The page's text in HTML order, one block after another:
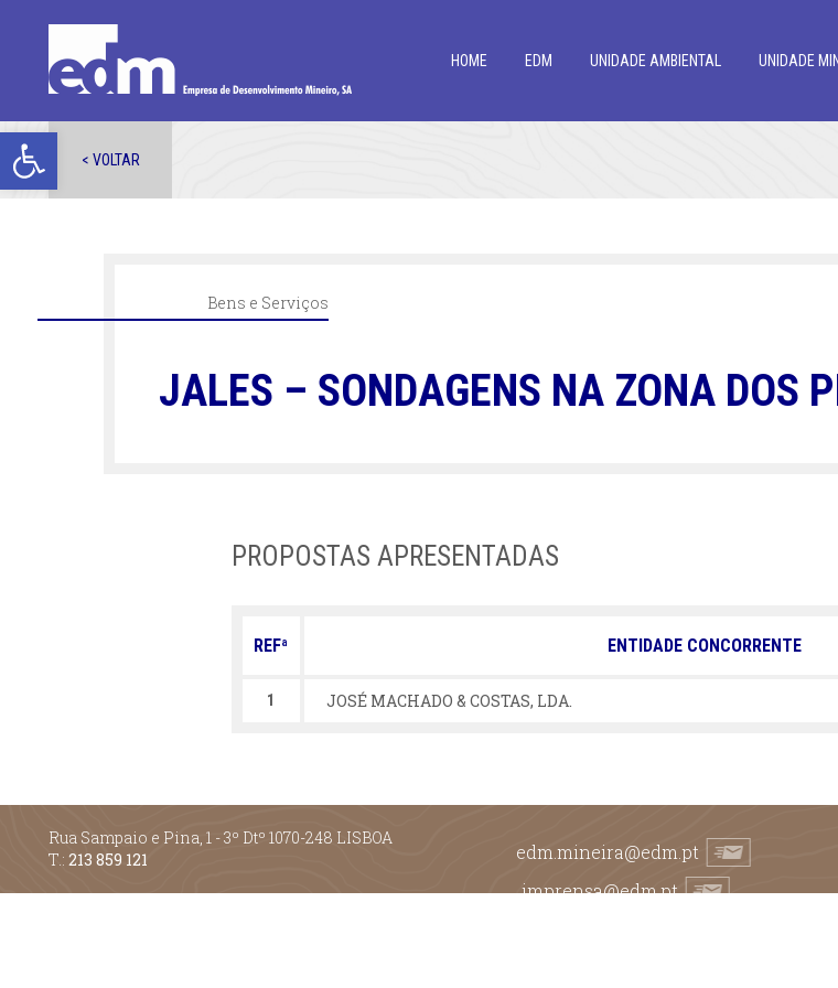
Open toolbar
HOME EDM UNIDADE AMBIENTAL UNIDADE
< VOLTAR
Bens e Serviços
JALES – SONDAGENS NA ZONA DOS
PROPOSTAS APRESENTADAS
REFª ENTIDADE CONCORRENTE
1 JOSÉ MACHADO & COSTAS, LDA.
Rua Sampaio e Pina, 1 - 3º Dtº 1070-248 LISBOA
T.: 213 859 121
edm.mineira@edm.pt
imprensa@edm.pt